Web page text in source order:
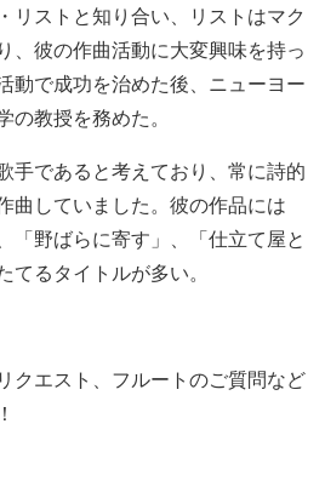
リストと知り合い、リストはマク
、彼の作曲活動に大変興味を持っ
動で成功を治めた後、ニューヨー
の教授を務めた。
手であると考えており、常に詩的
曲していました。彼の作品には
「野ばらに寄す」、「仕立て屋と
るタイトルが多い。
クエスト、フルートのご質問など